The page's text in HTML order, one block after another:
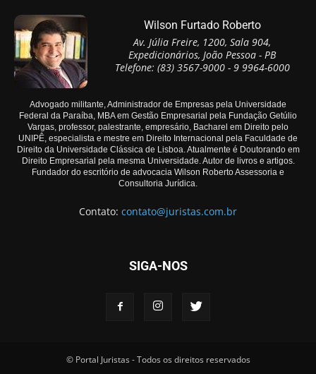
Wilson Furtado Roberto
Av. Júlia Freire, 1200, Sala 904,
Expedicionários, João Pessoa - PB
Telefone: (83) 3567-9000 - 9 9964-6000
Advogado militante, Administrador de Empresas pela Universidade
Federal da Paraíba, MBA em Gestão Empresarial pela Fundação Getúlio
Vargas, professor, palestrante, empresário, Bacharel em Direito pelo
UNIPÊ, especialista e mestre em Direito Internacional pela Faculdade de
Direito da Universidade Clássica de Lisboa. Atualmente é Doutorando em
Direito Empresarial pela mesma Universidade. Autor de livros e artigos.
Fundador do escritório de advocacia Wilson Roberto Assessoria e
Consultoria Jurídica.
Contato: contato@juristas.com.br
SIGA-NOS
© Portal Juristas - Todos os direitos reservados